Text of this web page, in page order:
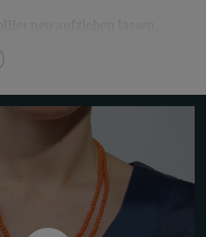
getragen werden kann.